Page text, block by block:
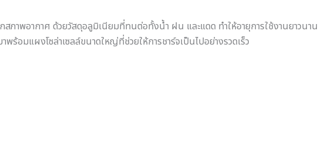
าพอากาศ ด้วยวัสดุอลูมิเนียมที่ทนต่อทั้งน้ำ ฝน และแดด ทำให้อายุการใช้งานยาวนา
อมแผงโซล่าเซลล์ขนาดใหญ่ที่ช่วยให้การชาร์จเป็นไปอย่างรวดเร็ว